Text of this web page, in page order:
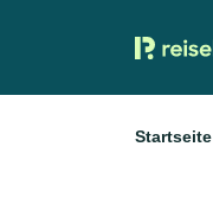
Startseite